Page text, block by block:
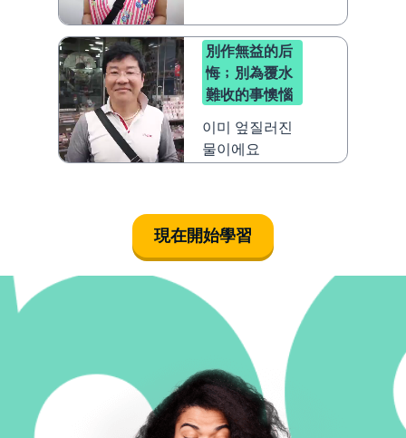
別作無益的后
悔﹔別為覆水
難收的事懊惱
이미 엎질러진
물이에요
現在開始學習